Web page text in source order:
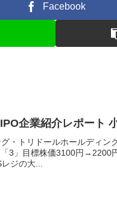
Facebook
企業紹介レポート
・トリドールホールディ
3」目標株価3100円→2200
ジの大...